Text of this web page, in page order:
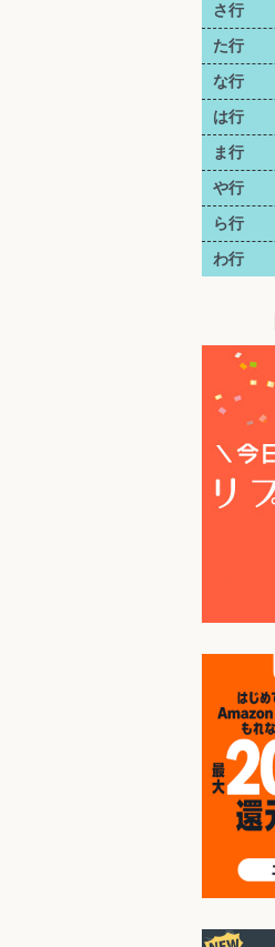
さ行
た行
な行
は行
ま行
や行
ら行
わ行